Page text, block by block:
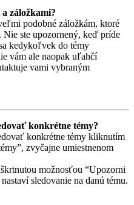
záložkami?
podobné záložkám, ktoré
Nie ste upozornený, keď príde
kedykoľvek do témy
vám ale naopak uľahčí
vami vybraným
konkrétne témy?
konkrétne témy kliknutím
zvyčajne umiestnenom
možnosťou “Upozorni
sledovanie na danú tému.